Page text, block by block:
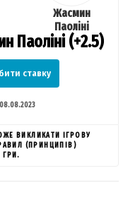
Паоліні (+2.5)
ставку
Жасмин
Паоліні
ВИКЛИКАТИ ІГРОВУ
(ПРИНЦИПІВ)
ГРИ.